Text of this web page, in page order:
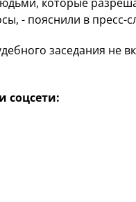
- пояснили в пресс-
заседания
соцсети: